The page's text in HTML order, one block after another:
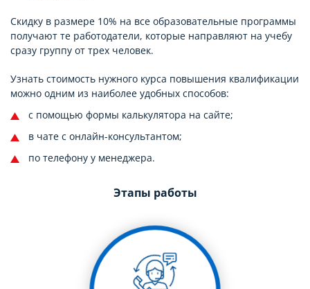
Скидку в размере 10% на все образовательные программы
получают те работодатели, которые направляют на учебу
сразу группу от трех человек.
Узнать стоимость нужного курса повышения квалификации
можно одним из наиболее удобных способов:
с помощью формы калькулятора на сайте;
в чате с онлайн-консультантом;
по телефону у менеджера.
Этапы работы